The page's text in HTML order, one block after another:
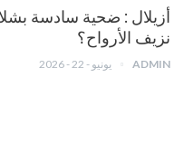
أزيلال : ضحية سادسة
نزيف الأرواح؟
ADMIN يونيو - 22 - 2026